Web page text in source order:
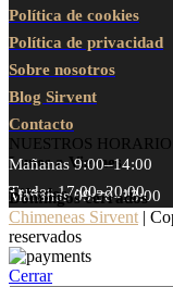
Política de cookies
Política de privacidad
Sobre nosotros
Blog Sirvent
Contacto
NUESTROS
Lunes a Viernes
Mañanas 9:00–14:00
Tardes 17:00–20:00
Sábados
Mañanas 09:30–13:00
Domingos cerrados
Chimeneas Sirvent|
reservados
Cerrar